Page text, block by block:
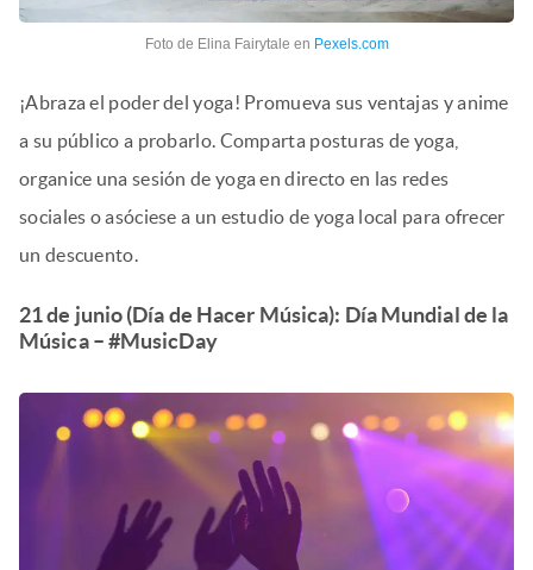
Foto de Elina Fairytale en Pexels.com
¡Abraza el poder del yoga! Promueva sus ventajas y anime
a su público a probarlo. Comparta posturas de yoga,
organice una sesión de yoga en directo en las redes
sociales o asóciese a un estudio de yoga local para ofrecer
un descuento.
21 de junio (Día de Hacer Música): Día Mundial de la
Música – #MusicDay